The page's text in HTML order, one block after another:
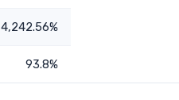
4,242.56%
93.8%